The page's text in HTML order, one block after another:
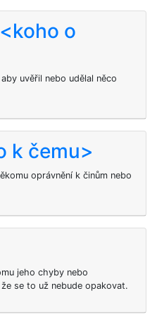
o
uvěřil nebo udělal něco
k čemu>
oprávnění k činům nebo
jeho chyby nebo
se to už nebude opakovat.